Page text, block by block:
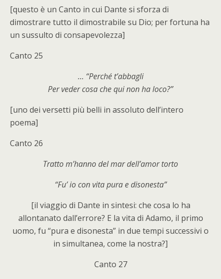
[questo è un Canto in cui Dante si sforza di
dimostrare tutto il dimostrabile su Dio; per fortuna ha
un sussulto di consapevolezza]
Canto 25
… “Perché t’abbagli
Per veder cosa che qui non ha loco?”
[uno dei versetti più belli in assoluto dell’intero
poema]
Canto 26
Tratto m’hanno del mar dell’amor torto
“Fu’ io con vita pura e disonesta”
[il viaggio di Dante in sintesi: che cosa lo ha
allontanato dall’errore? E la vita di Adamo, il primo
uomo, fu “pura e disonesta” in due tempi successivi o
in simultanea, come la nostra?]
Canto 27